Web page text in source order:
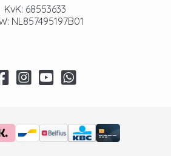
KvK: 68553633
NL857495197B01